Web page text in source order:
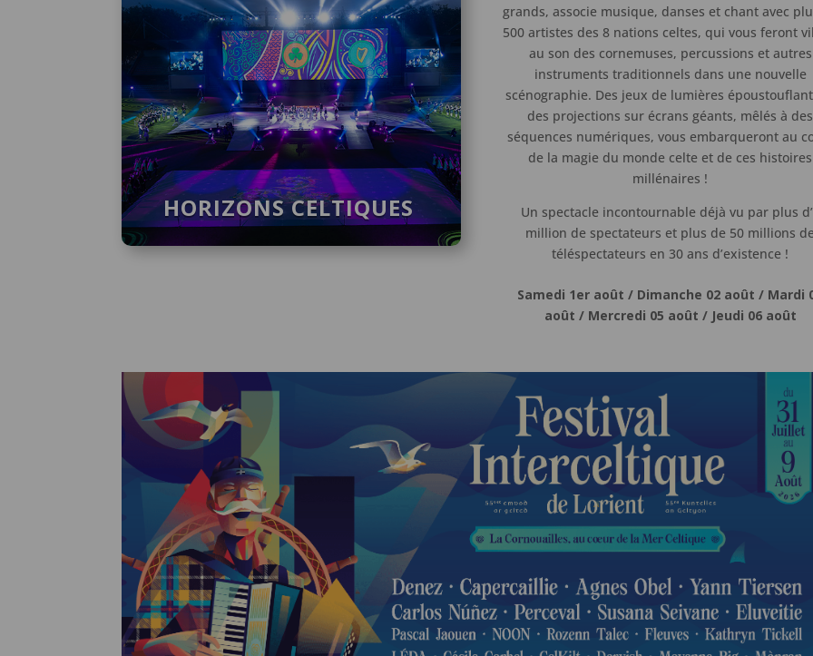
HORIZONS CELTIQUES
grands, associe musique, danses et chant avec
500 artistes des 8 nations celtes, qui vous feront
au son des cornemuses, percussions et autres
instruments traditionnels dans une nouvelle
scénographie. Des jeux de lumières
des projections sur écrans géants, mêlés à des
séquences numériques, vous embarqueront au
de la magie du monde celte et de ces histoires
millénaires !
Un spectacle incontournable déjà vu par plus
million de spectateurs et plus de 50 millions
téléspectateurs en 30 ans d’existence !
Samedi 1er août / Dimanche 02 août / Mardi
août / Mercredi 05 août / Jeudi 06 août